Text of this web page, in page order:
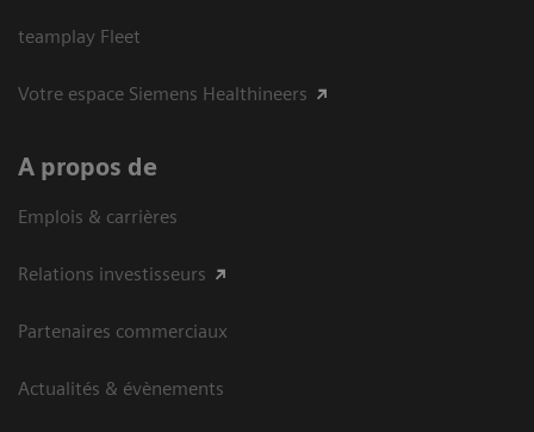
teamplay Fleet
Votre espace Siemens Healthineers
A propos de
Emplois & carrières
Relations investisseurs
Partenaires commerciaux
Actualités & évènements